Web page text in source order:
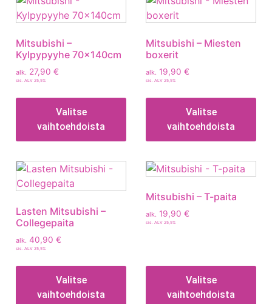
Mitsubishi –
Kylpypyyhe 70x140cm
alk. 27,90 €
sis. ALV 25,5%
Valitse
vaihtoehdoista
Mitsubishi – Miesten
boxerit
alk. 19,90 €
sis. ALV 25,5%
Valitse
vaihtoehdoista
Lasten Mitsubishi –
Collegepaita
alk. 40,90 €
sis. ALV 25,5%
Valitse
vaihtoehdoista
Mitsubishi – T-paita
alk. 19,90 €
sis. ALV 25,5%
Valitse
vaihtoehdoista